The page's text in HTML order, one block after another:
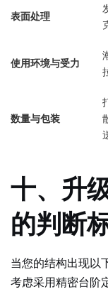
表面处理
使用环境与受力
数量与包装
十、升
的判断
当您的结构出现以
考虑采用精密台阶